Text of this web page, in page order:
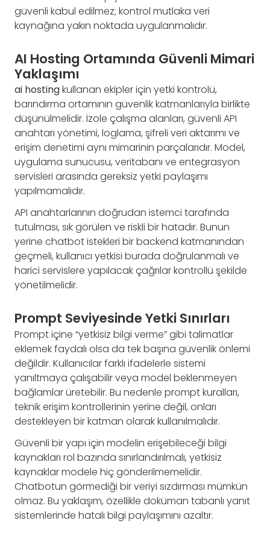
güvenli kabul edilmez; kontrol mutlaka veri
kaynağına yakın noktada uygulanmalıdır.
AI Hosting Ortamında Güvenli Mimari
Yaklaşımı
ai hostingkullanan ekipler için yetki kontrolü,
barındırma ortamının güvenlik katmanlarıyla birlikte
düşünülmelidir. İzole çalışma alanları, güvenli API
anahtarı yönetimi, loglama, şifreli veri aktarımı ve
erişim denetimi aynı mimarinin parçalarıdır. Model,
uygulama sunucusu, veritabanı ve entegrasyon
servisleri arasında gereksiz yetki paylaşımı
yapılmamalıdır.
API anahtarlarının doğrudan istemci tarafında
tutulması, sık görülen ve riskli bir hatadır. Bunun
yerine chatbot istekleri bir backend katmanından
geçmeli, kullanıcı yetkisi burada doğrulanmalı ve
harici servislere yapılacak çağrılar kontrollü şekilde
yönetilmelidir.
Prompt Seviyesinde Yetki Sınırları
Prompt içine “yetkisiz bilgi verme” gibi talimatlar
eklemek faydalı olsa da tek başına güvenlik önlemi
değildir. Kullanıcılar farklı ifadelerle sistemi
yanıltmaya çalışabilir veya model beklenmeyen
bağlamlar üretebilir. Bu nedenle prompt kuralları,
teknik erişim kontrollerinin yerine değil, onları
destekleyen bir katman olarak kullanılmalıdır.
Güvenli bir yapı için modelin erişebileceği bilgi
kaynakları rol bazında sınırlandırılmalı, yetkisiz
kaynaklar modele hiç gönderilmemelidir.
Chatbotun görmediği bir veriyi sızdırması mümkün
olmaz. Bu yaklaşım, özellikle doküman tabanlı yanıt
sistemlerinde hatalı bilgi paylaşımını azaltır.